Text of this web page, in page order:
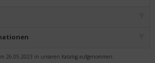
26.05.2023 in unseren Katalog aufgenommen.